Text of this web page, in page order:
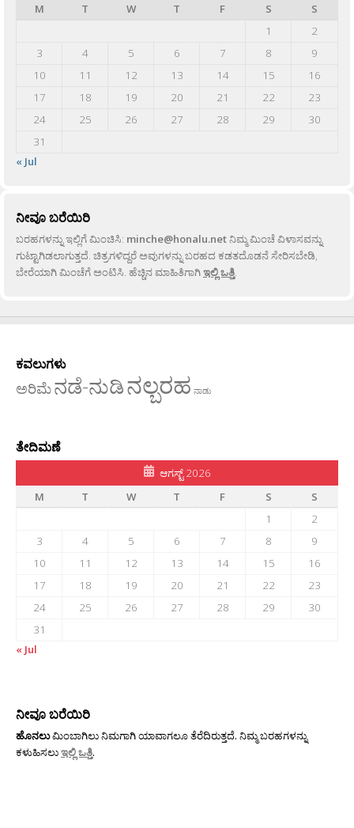
M
T W T F S
S
1
2
3
4 5 6 7 8
9
10
11 12 13 14 15
16
17
18 19 20 21 22
23
24
25 26 27 28 29
30
31
« Jul
ನೀವೂ ಬರೆಯಿರಿ
ಬರಹಗಳನ್ನು ಇಲ್ಲಿಗೆ ಮಿಂಚಿಸಿ: minche@honalu.netನಿಮ್ಮ ಮಿಂಚೆ ವಿಳಾಸವನ್ನು
ಗುಟ್ಟಾಗಿಡಲಾಗುತ್ತದೆ. ಚಿತ್ರಗಳಿದ್ದರೆ ಅವುಗಳನ್ನು ಬರಹದ ಕಡತದೊಡನೆ ಸೇರಿಸಬೇಡಿ,
ಬೇರೆಯಾಗಿ ಮಿಂಚೆಗೆ ಅಂಟಿಸಿ. ಹೆಚ್ಚಿನ ಮಾಹಿತಿಗಾಗಿಇಲ್ಲಿ ಒತ್ತಿ.
ಕವಲುಗಳು
ಅರಿಮೆನಡೆ-ನುಡಿನಲ್ಬರಹ ನಾಡು
ತೇದಿಮಣೆ
ಆಗಸ್ಟ್ 2026
M
T W T F S
S
1
2
3
4 5 6 7 8
9
10
11 12 13 14 15
16
17
18 19 20 21 22
23
24
25 26 27 28 29
30
31
« Jul
ನೀವೂ ಬರೆಯಿರಿ
ಹೊನಲುಮಿಂಬಾಗಿಲು ನಿಮಗಾಗಿ ಯಾವಾಗಲೂ ತೆರೆದಿರುತ್ತದೆ. ನಿಮ್ಮ ಬರಹಗಳನ್ನು
ಕಳುಹಿಸಲುಇಲ್ಲಿ ಒತ್ತಿ.